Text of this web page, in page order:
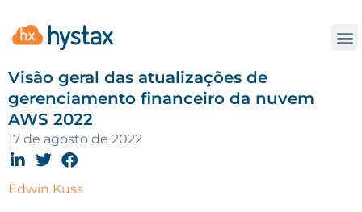
Visão geral das atualizações de
gerenciamento financeiro da nuvem
AWS 2022
17 de agosto de 2022
Edwin Kuss